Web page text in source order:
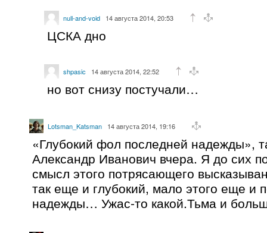
null-and-void 14 августа 2014, 20:53
ЦСКА дно
shpasic 14 августа 2014, 22:52
но вот снизу постучали…
Lotsman_Katsman 14 августа 2014, 19:16
«Глубокий фол последней надежды»,
Александр Иванович вчера. Я до сих
смысл этого потрясающего
так еще и глубокий, мало этого еще и
надежды… Ужас-то какой.Тьма и